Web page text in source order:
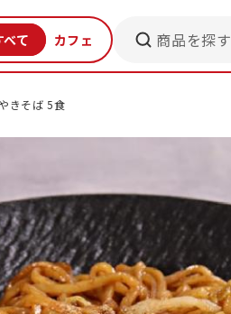
商品を探す
きそば 5食